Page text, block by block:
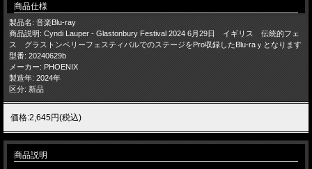
商品仕様
製品名: 音楽Blu-ray
商品説明: Cyndi Lauper - Glastonbury Festival 2024 6月29日 イギリス 伝統的フェ
ス グラストンベリーフェスティバルでのステージをPro収録したBlu-raｙとなります
型番: 20240629b
メーカー: PHOENIX
製造年: 2024年
区分: 新品
価格:2,645円(税込)
商品説明